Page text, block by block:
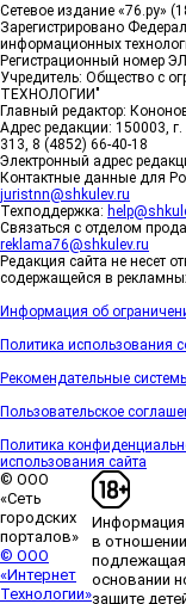
Сетевое издание «76.ру»
Зарегистрировано
информационных
Регистрационный номер
Учредитель: Общество с
ТЕХНОЛОГИИ"
Главный редактор:
Адрес редакции: 150003,
313, 8 (4852) 66-40-18
Электронный адрес
Контактные данные для
juristnn@shkulev.ru
Техподдержка:
Связаться с отделом
reklama76@shkulev.ru
Редакция сайта не несет
содержащейся в
Информация об
Политика использования
Рекомендательные
Пользовательское
Политика
использования сайта
© ООО
«Сеть
городских
порталов»
© ООО
«Интернет
Технологии»
Информация
в
основании
защите